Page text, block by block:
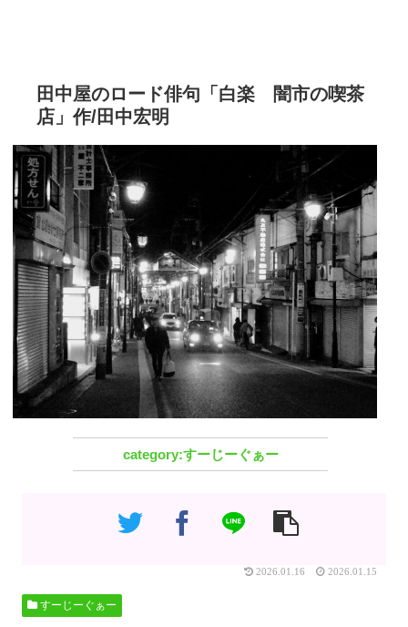
田中屋のロード俳句「白楽 闇市の喫茶
店」作/田中宏明
すーじーぐぁー
2026.01.16 2026.01.15
すーじーぐぁー